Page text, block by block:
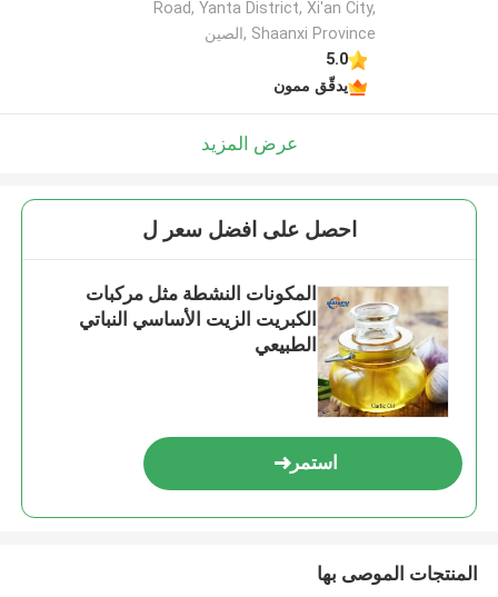
Road, Yanta District, Xi'an City,
Shaanxi Province ,الصين
5.0
يدقّق ممون
عرض المزيد
احصل على افضل سعر ل
المكونات النشطة مثل مركبات
الكبريت الزيت الأساسي النباتي
الطبيعي
استمر
المنتجات الموصى بها